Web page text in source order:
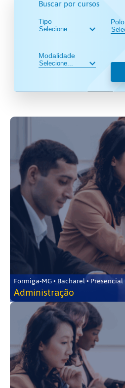
Buscar por cursos
Tipo
Modalidade
Polo
Formiga-MG • Bacharel • Presencial
Administração